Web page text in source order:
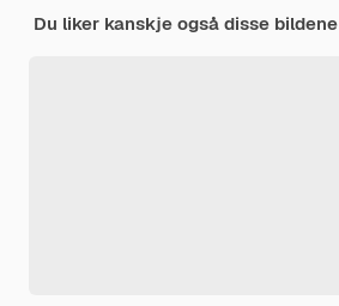
Du liker kanskje også disse bildene